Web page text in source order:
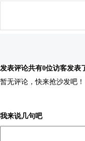
发表评论共有0位访客发表
暂无评论，快来抢沙发吧！
我来说几句吧